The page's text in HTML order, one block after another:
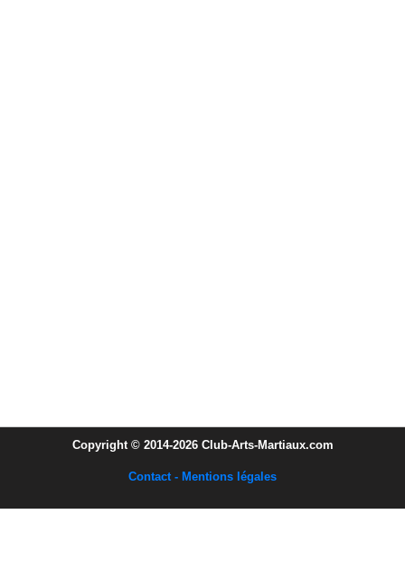
Copyright © 2014-2026 Club-Arts-Martiaux.com
Contact - Mentions légales